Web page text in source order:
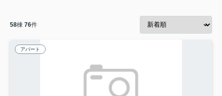
58棟 76件
アパート